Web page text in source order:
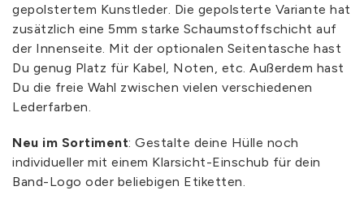
gepolstertem Kunstleder. Die gepolsterte Variante hat
zusätzlich eine 5mm starke Schaumstoffschicht auf
der Innenseite. Mit der optionalen Seitentasche hast
Du genug Platz für Kabel, Noten, etc. Außerdem hast
Du die freie Wahl zwischen vielen verschiedenen
Lederfarben.
Neu im Sortiment: Gestalte deine Hülle noch
individueller mit einem Klarsicht-Einschub für dein
Band-Logo oder beliebigen Etiketten.